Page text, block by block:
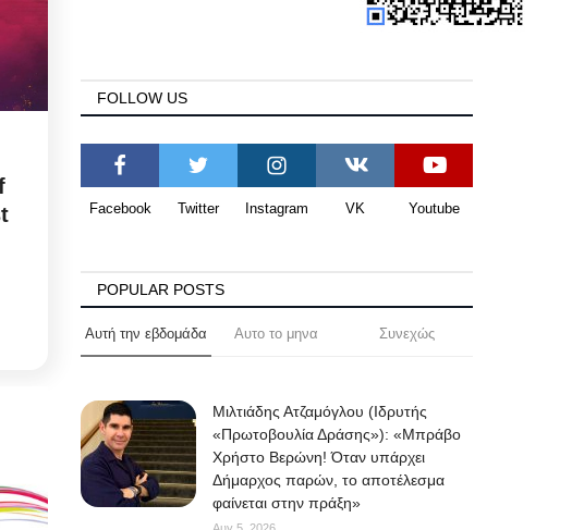
FOLLOW US
Facebook Twitter Instagram VK Youtube
POPULAR POSTS
Αυτή την εβδομάδα Αυτο το μηνα Συνεχώς
Μιλτιάδης Ατζαμόγλου (Ιδρυτής
«Πρωτοβουλία Δράσης»): «Μπράβο
Χρήστο Βερώνη! Όταν υπάρχει
Δήμαρχος παρών, το αποτέλεσμα
φαίνεται στην πράξη»